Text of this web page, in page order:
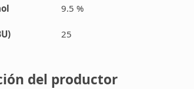
9.5 %
25
del productor